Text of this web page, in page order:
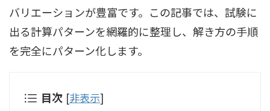
バリエーションが豊富です。この記事では、試験に
出る計算パターンを網羅的に整理し、解き方の手順
を完全にパターン化します。
目次 [非表示]